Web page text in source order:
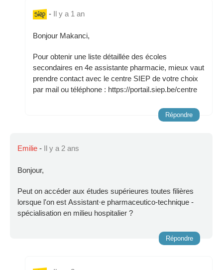
- Il y a 1 an
Bonjour Makanci,
Pour obtenir une liste détaillée des écoles
secondaires en 4e assistante pharmacie, mieux vaut
prendre contact avec le centre SIEP de votre choix
par mail ou téléphone : https://portail.siep.be/centre
Répondre
Emilie - Il y a 2 ans
Bonjour,
Peut on accéder aux études supérieures toutes filières
lorsque l'on est Assistant·e pharmaceutico-technique -
spécialisation en milieu hospitalier ?
Répondre